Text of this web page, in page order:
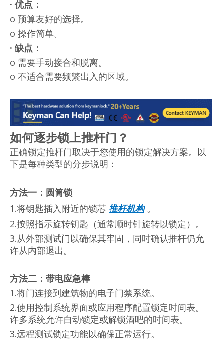
· 优点：
o 预算友好的选择。
o 操作简单。
· 缺点：
o 需要手动接合和脱离。
o 不适合需要频繁出入的区域。
如何逐步锁上推杆门？
正确锁定推杆门取决于您使用的锁定解决方案。以
下是每种类型的分步说明：
方法一：圆筒锁
1.将钥匙插入附近的锁芯 推杆机构。
2.按照指示旋转钥匙（通常顺时针旋转以锁定）。
3.从外部测试门以确保其牢固，同时确认推杆仍允
许从内部退出。
方法二：带电应急棒
1.将门连接到建筑物的电子门禁系统。
2.使用控制系统界面或应用程序配置锁定时间表。
许多系统允许自动锁定或解锁酒吧的时间表。
3.远程测试锁定功能以确保正常运行。